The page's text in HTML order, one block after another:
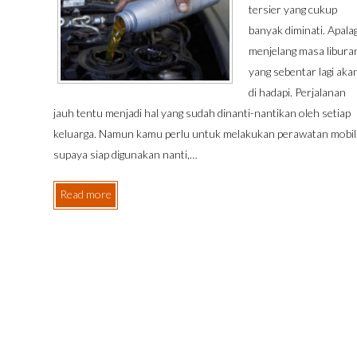
tersier yang cukup
banyak diminati.
menjelang masa
yang sebentar lagi
di hadapi. Perjalanan
jauh tentu menjadi hal yang sudah dinanti-nantikan oleh setiap
keluarga. Namun kamu perlu untuk melakukan perawatan mobil
supaya siap digunakan nanti,…
Read more